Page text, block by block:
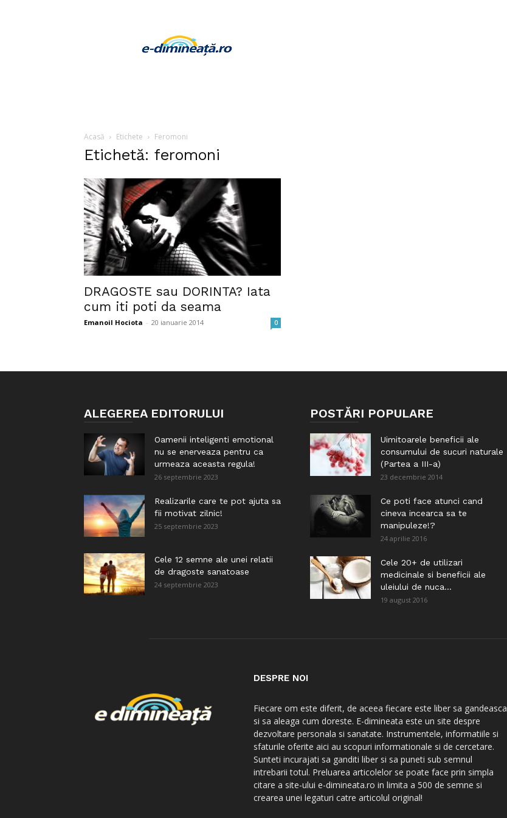
dimineata
Acasă Etichete Feromoni
Etichetă: feromoni
DRAGOSTE sau DORINTA? Iata
cum iti poti da seama
Emanoil Hociota - 20 ianuarie 2014 0
ALEGEREA EDITORULUI
Oamenii inteligenti emotional
nu se enerveaza pentru ca
urmeaza aceasta regula!
26 septembrie 2023
Realizarile care te pot ajuta sa
fii motivat zilnic!
25 septembrie 2023
Cele 12 semne ale unei relatii
de dragoste sanatoase
24 septembrie 2023
POSTĂRI POPULARE
Uimitoarele beneficii ale
consumului de sucuri naturale
(Partea a III-a)
23 decembrie 2014
Ce poti face atunci cand
cineva incearca sa te
manipuleze!?
24 aprilie 2016
Cele 20+ de utilizari
medicinale si beneficii ale
uleiului de nuca...
19 august 2016
DESPRE NOI
Fiecare om este diferit, de aceea fiecare este liber sa gandeasca
si sa aleaga cum doreste. E-dimineata este un site despre
dezvoltare personala si sanatate. Instrumentele, informatiile si
sfaturile oferite aici au scopuri informationale si de cercetare.
Sunteti incurajati sa ganditi liber si sa puneti sub semnul
intrebarii totul. Preluarea articolelor se poate face prin simpla
citare a site-ului e-dimineata.ro in limita a 500 de semne si
crearea unei legaturi catre articolul original!